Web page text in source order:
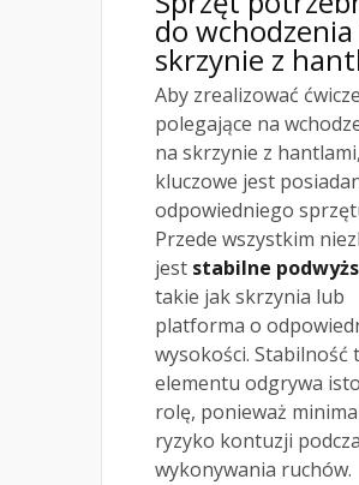
do wchodzenia
skrzynie z
Aby zrealizować
polegające na
na skrzynie z hantlami,
kluczowe jest
odpowiedniego
Przede wszystkim
jest stabilne
takie jak skrzynia lub
platforma o
wysokości. Stabilność
elementu odgrywa
rolę, ponieważ
ryzyko kontuzji
wykonywania ruchów.